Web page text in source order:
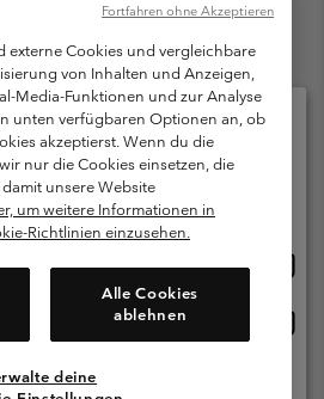
GmbH. Moosfeldstraße 1, 5101
Alle Rechte vorbehalten.
Verkaufsbedingungen
Garantie
des Mitglieder Programms
Inhalte
13:00 & 14:00- 18:00 Uhr
externe Cookies und vergleichbare
von Inhalten und Anzeigen,
Media-Funktionen und zur Analyse
unten verfügbaren Optionen an, ob
akzeptierst. Wenn du die
nur die Cookies einsetzen, die
unsere Website
um weitere Informationen in
Richtlinien einzusehen.
Alle Cookies
ablehnen
deine
Fortfahren ohne Akzeptieren
Lieferland und Ihre Sprache
Einkauf verfügbar
Länder Anzeigen